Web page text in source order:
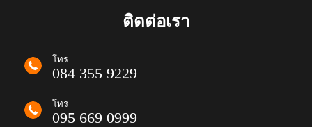
ติดต่อเรา
โทร
084 355 9229
โทร
095 669 0999